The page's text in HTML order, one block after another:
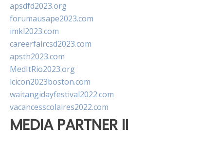
apsdfd2023.org
forumausape2023.com
imkl2023.com
careerfaircsd2023.com
apsth2023.com
MedItRio2023.org
lcicon2023boston.com
waitangidayfestival2022.com
vacancesscolaires2022.com
MEDIA PARTNER II